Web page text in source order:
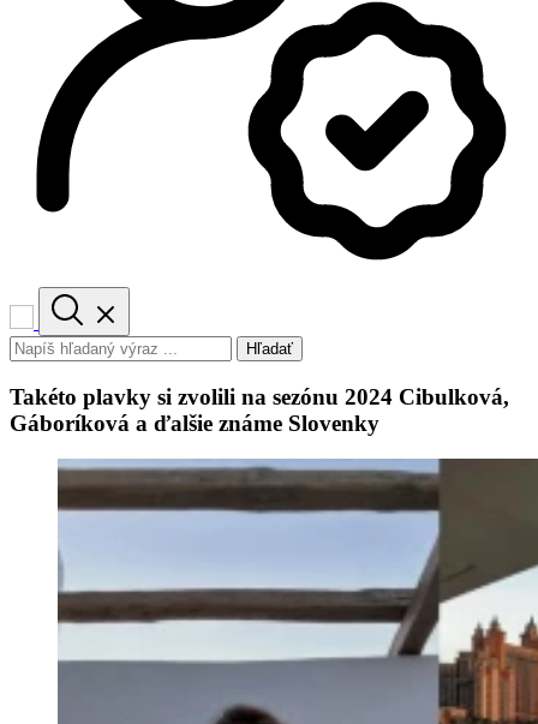
Hľadať
Takéto plavky si zvolili na sezónu 2024 Cibulková,
Gáboríková a ďalšie známe Slovenky